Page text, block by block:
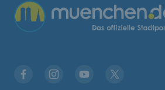
Übergreifende Links